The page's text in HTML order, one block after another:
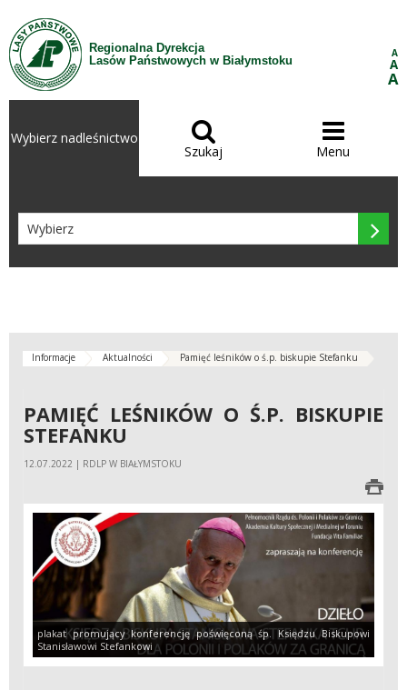
Przejdź do treści
Regionalna Dyrekcja
Lasów Państwowych w Białymstoku
A
A
A
Wybierz nadleśnictwo 
Szukaj

Menu

Informacje Aktualności Pamięć leśników o ś.p. biskupie Stefanku
PAMIĘĆ LEŚNIKÓW O Ś.P. BISKUPIE
STEFANKU
12.07.2022 | RDLP W BIAŁYMSTOKU
plakat promujący konferencję poświęconą śp. Księdzu Biskupowi
Stanisławowi Stefankowi